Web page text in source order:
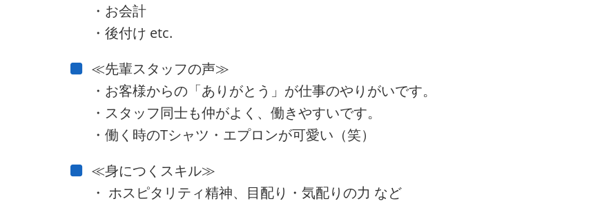
・お会計
・後付け etc.
≪先輩スタッフの声≫
・お客様からの「ありがとう」が仕事のやりがいです。
・スタッフ同士も仲がよく、働きやすいです。
・働く時のTシャツ・エプロンが可愛い（笑）
≪身につくスキル≫
・ ホスピタリティ精神、目配り・気配りの力 など